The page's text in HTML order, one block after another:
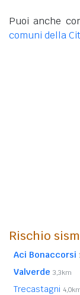
Puoi anche
comuni della
Rischio
Aci Bonaccorsi
Valverde 3,3km
Trecastagni